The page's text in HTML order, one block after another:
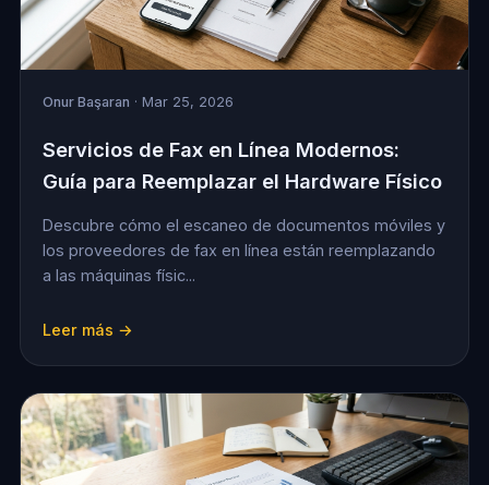
Onur Başaran · Mar 25, 2026
Servicios de Fax en Línea Modernos:
Guía para Reemplazar el Hardware Físico
Descubre cómo el escaneo de documentos móviles y
los proveedores de fax en línea están reemplazando
a las máquinas físic...
Leer más →